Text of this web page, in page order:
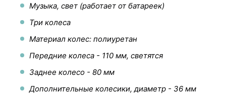
Музыка, свет (работает от батареек)
Три колеса
Материал колес: полиуретан
Передние колеса - 110 мм, светятся
Заднее колесо - 80 мм
Дополнительные колесики, диаметр - 36 мм